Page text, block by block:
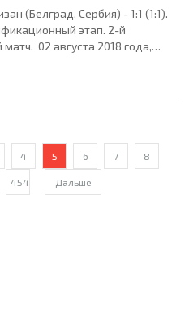
(Белград, Сербия) - 1:1 (1:1).
этап. 2-й
02 августа 2018 года,
зрителей (34 % при
Томас Шведкаускас;
4 5 6 7 8
454 Дальше